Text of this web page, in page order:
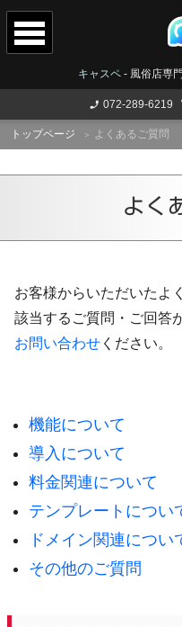
キャスペ - 風俗店専
072-289-6219
トップページ よくあるご質問
よく
お客様からいただいたよ
該当するご質問・ご回答
お問い合わせ ください。
機能について
導入について
料金関連について
テンプレートについ
ドメイン関連につい
その他のご質問